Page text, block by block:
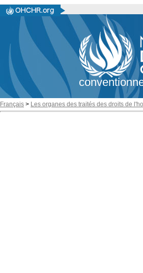
Français > Les organes des traités des droits de